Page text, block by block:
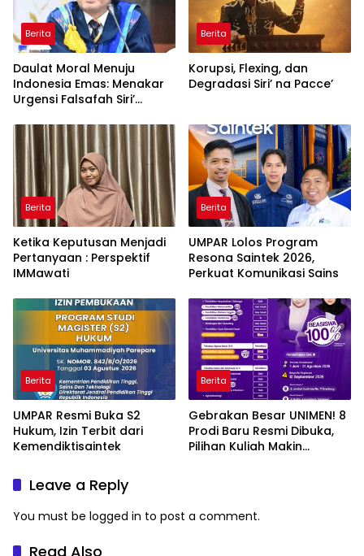
Berita
Daulat Moral Menuju
Indonesia Emas: Menakar
Urgensi Falsafah Siri’
Ancaman Kleptokrasi
Berita
Korupsi, Flexing, dan
Degradasi Siri’ na Pacce’
Berita
Ketika Keputusan Menjadi
Pertanyaan : Perspektif
IMMawati
Berita
UMPAR Lolos Program
Resona Saintek 2026,
Perkuat Komunikasi Sains
Berita
UMPAR Resmi Buka S2
Hukum, Izin Terbit dari
Kemendiktisaintek
Berita
Gebrakan Besar UNIMEN! 8
Prodi Baru Resmi Dibuka,
Pilihan Kuliah Makin
Leave a Reply
You must be logged in to post a comment.
Read Also